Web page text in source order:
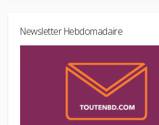
Newsletter Hebdomadaire